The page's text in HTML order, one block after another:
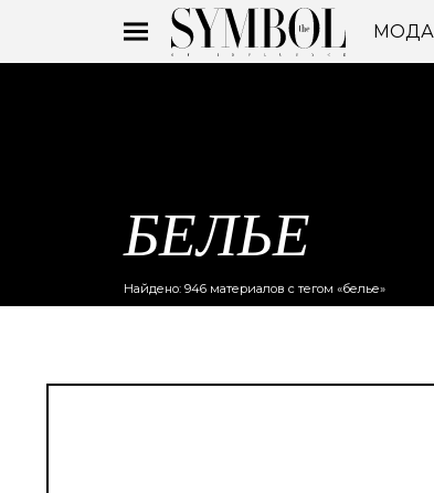
МОДА
БЕЛЬЕ
Найдено: 946 материалов с тегом «белье»